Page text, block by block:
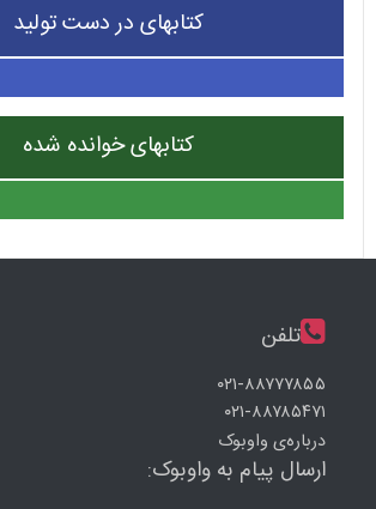
کتابهای در دست تولید
کتابهای خوانده شده
تلفن
۰۲۱-۸۸۷۷۷۸۵۵
۰۲۱-۸۸۷۸۵۴۷۱
درباره‌ی واوبوک
ارسال پیام به واوبوک: